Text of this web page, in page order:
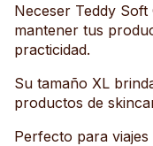
Neceser Teddy
mantener tus
practicidad.
Su tamaño XL
productos de
Perfecto para viajes